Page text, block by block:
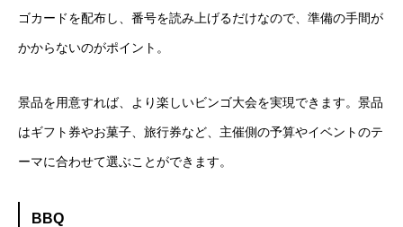
ゴカードを配布し、番号を読み上げるだけなので、準備の手間が
かからないのがポイント。
景品を用意すれば、より楽しいビンゴ大会を実現できます。景品
はギフト券やお菓子、旅行券など、主催側の予算やイベントのテ
ーマに合わせて選ぶことができます。
BBQ